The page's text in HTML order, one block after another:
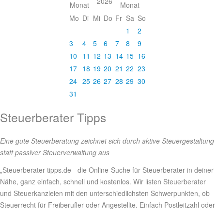
Mo Di Mi Do Fr Sa So
1
2
3
4 5 6 7 8
9
10
11 12 13 14 15 16
17
18 19 20 21 22 23
24 25 26 27 28 29 30
31
Steuerberater Tipps
Eine gute Steuerberatung zeichnet sich durch aktive Steuergestaltung
statt passiver Steuerverwaltung aus
„Steuerberater-tipps.de - die Online-Suche für Steuerberater in deiner
Nähe, ganz einfach, schnell und kostenlos. Wir listen Steuerberater
und Steuerkanzleien mit den unterschiedlichsten Schwerpunkten, ob
Steuerrecht für Freiberufler oder Angestellte. Einfach Postleitzahl oder